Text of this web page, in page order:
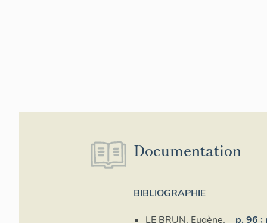
Documentation
BIBLIOGRAPHIE
LE BRUN, Eugène,
p. 96 ;